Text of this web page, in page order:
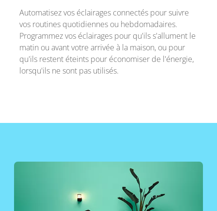
Automatisez vos éclairages connectés pour suivre
vos routines quotidiennes ou hebdomadaires.
Programmez vos éclairages pour qu'ils s'allument le
matin ou avant votre arrivée à la maison, ou pour
qu'ils restent éteints pour économiser de l'énergie,
lorsqu'ils ne sont pas utilisés.